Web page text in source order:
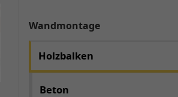
Wandmontage
Holzbalken
Beton